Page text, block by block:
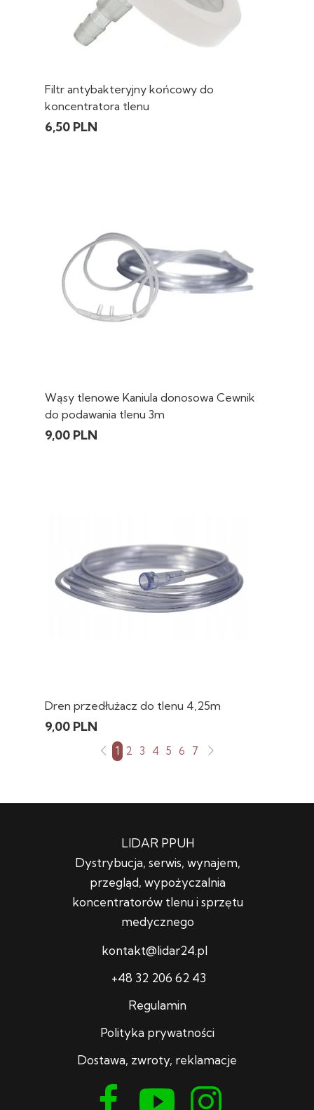
Filtr antybakteryjny końcowy do
koncentratora tlenu
6,50 PLN
Wąsy tlenowe Kaniula donosowa Cewnik
do podawania tlenu 3m
9,00 PLN
Dren przedłużacz do tlenu 4,25m
9,00 PLN
1 2 3 4 5 6 7
LIDAR PPUH
Dystrybucja, serwis, wynajem,
przegląd, wypożyczalnia
koncentratorów tlenu i sprzętu
medycznego
kontakt@lidar24.pl
+48 32 206 62 43
Regulamin
Polityka prywatności
Dostawa, zwroty, reklamacje